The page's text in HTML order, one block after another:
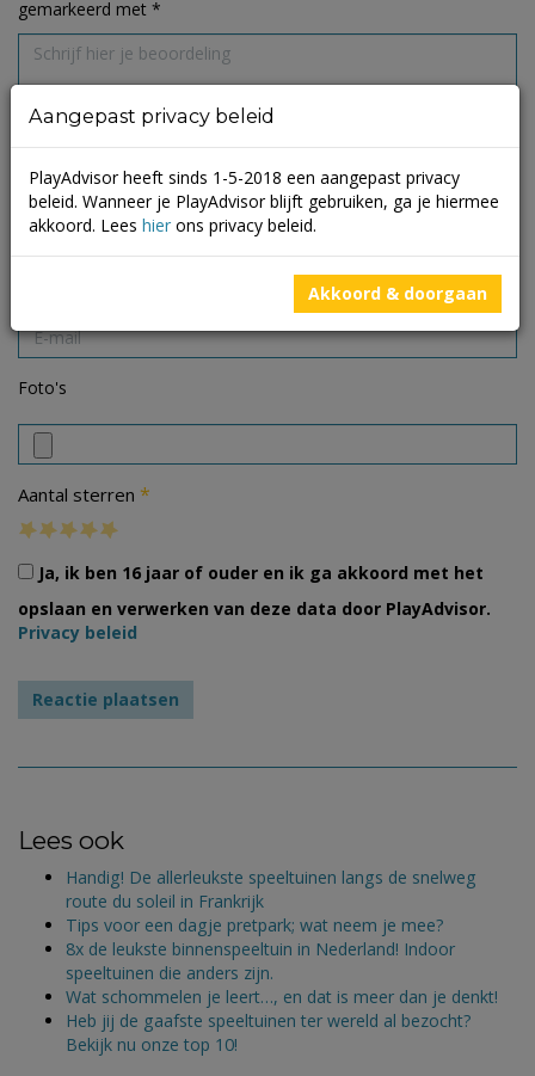
gemarkeerd met *
Foto's
Aantal sterren *
Ja, ik ben 16 jaar of ouder en ik ga akkoord met het
opslaan en verwerken van deze data door PlayAdvisor.
Privacy beleid
Lees ook
Handig! De allerleukste speeltuinen langs de snelweg
route du soleil in Frankrijk
Tips voor een dagje pretpark; wat neem je mee?
8x de leukste binnenspeeltuin in Nederland! Indoor
speeltuinen die anders zijn.
Wat schommelen je leert…, en dat is meer dan je denkt!
Heb jij de gaafste speeltuinen ter wereld al bezocht?
Bekijk nu onze top 10!
Aangepast privacy beleid
PlayAdvisor heeft sinds 1-5-2018 een aangepast privacy
beleid. Wanneer je PlayAdvisor blijft gebruiken, ga je hiermee
akkoord. Lees hier ons privacy beleid.
Akkoord & doorgaan